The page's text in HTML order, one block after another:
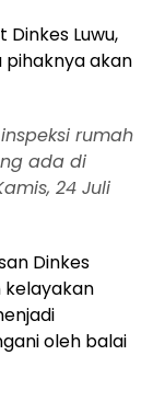
Luwu,
pihaknya akan
rumah
ada di
24 Juli
Dinkes
oleh balai